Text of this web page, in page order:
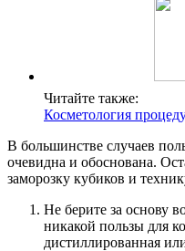
Читайте также:
Косметология
В большинстве случаев
очевидна и обоснована.
заморозку кубиков и
Не берите за основу
никакой пользы для
дистиллированная